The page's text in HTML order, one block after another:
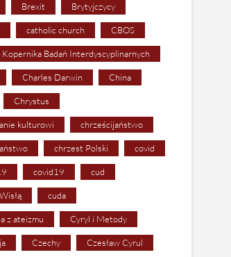
Brexit Brytyjczycy
catholic church CBOS
Badań Interdyscyplinarnych
Charles Darwin China
Chrystus
kulturowi chrześcijaństwo
chrzest Polski covid
covid19 cud
cuda
z ateizmu Cyryl i Metody
Czechy Czesław Cyrul